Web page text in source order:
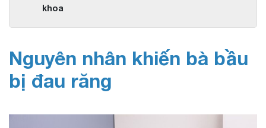
khoa
Nguyên nhân khiến bà bầu
bị đau răng